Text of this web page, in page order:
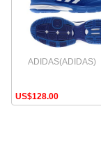
ADIDAS(ADIDAS)
US$128.00